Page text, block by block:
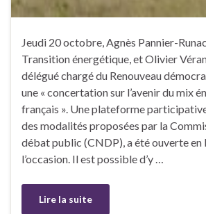
Jeudi 20 octobre, Agnès Pannier-
Transition énergétique, et Olivier
délégué chargé du Renouveau
une « concertation sur l’avenir du mix
français ». Une plateforme
des modalités proposées par la
débat public (CNDP), a été ouverte en
l’occasion. Il est possible d’y …
Lire la suite